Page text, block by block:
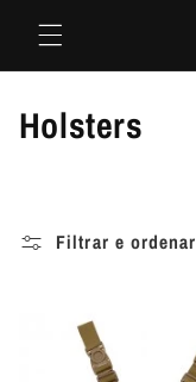
para o
conteúdo
C
e
Holsters
Filtrar e ordenar